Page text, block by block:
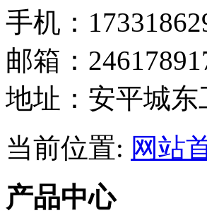
手机：
邮箱：
地址：安平城
当前位置: 网站
产品中心